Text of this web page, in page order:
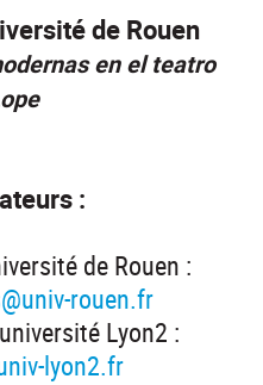
de Rouen
en el teatro
:
de Rouen :
rouen.fr
Lyon2 :
lyon2.fr